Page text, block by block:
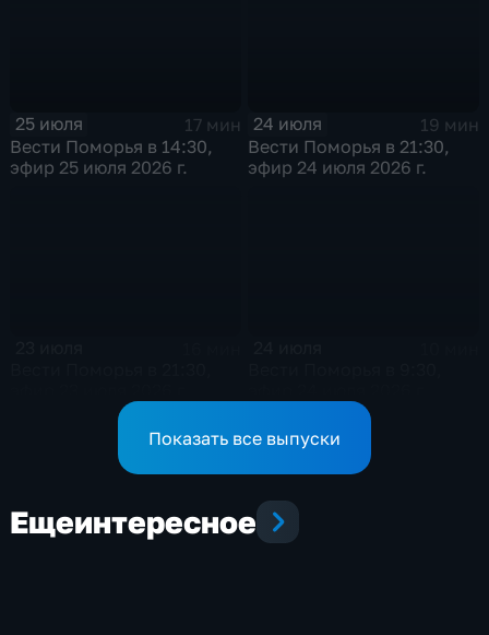
25 июля
17 мин
Вести Поморья в 14:30,
эфир 25 июля 2026 г.
24 июля
19 мин
Вести Поморья в 21:30,
эфир 24 июля 2026 г.
Показать все выпуски
Ещеинтересное